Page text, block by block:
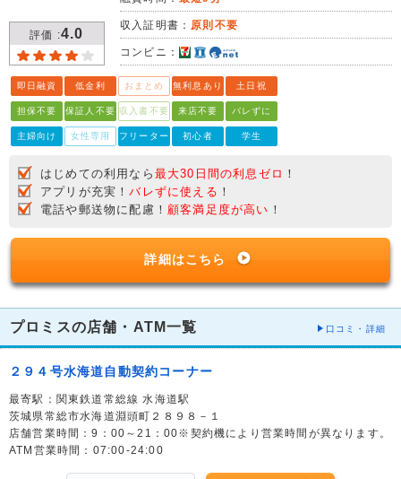
評価 :4.0
収入証明書： 原則不要
コンビニ：
即日融資 低金利 おまとめ 無利息あり 土日祝
担保不要 保証人不要 収入書不要 来店不要 バレずに
主婦向け 女性専用 フリーター 初心者 学生
はじめての利用なら 最大30日間の利息ゼロ ！
アプリが充実！バレずに使える ！
電話や郵送物に配慮！ 顧客満足度が高い ！
詳細はこちら
プロミスの店舗・ATM一覧 口コミ・詳細
２９４号水海道自動契約コーナー
最寄駅：関東鉄道常総線 水海道駅
茨城県常総市水海道淵頭町２８９８－１
店舗営業時間：9：00～21：00※契約機により営業時間が異なります。
ATM営業時間：07:00-24:00